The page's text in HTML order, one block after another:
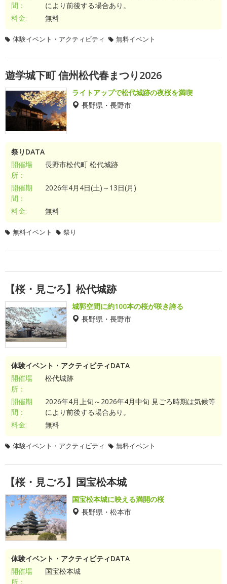
間：
により前後する場合あり。
料金:
無料
体験イベント・アクティビティ 無料イベント
遊学城下町 信州松代春まつり2026
ライトアップで松代城跡の夜桜を満喫
長野県・長野市
祭りDATA
開催場
所：
長野市松代町 松代城跡
開催期
間：
2026年4月4日(土)～13日(月)
料金: 無料
無料イベント 祭り
【桜・見ごろ】松代城跡
城郭空間に約100本の桜が咲き誇る
長野県・長野市
体験イベント・アクティビティDATA
開催場
所：
松代城跡
開催期
間：
2026年4月上旬～2026年4月中旬 見ごろ時期は気候等
により前後する場合あり。
料金:
無料
体験イベント・アクティビティ 無料イベント
【桜・見ごろ】国宝松本城
国宝松本城に映える満開の桜
長野県・松本市
体験イベント・アクティビティDATA
開催場
所：
国宝松本城